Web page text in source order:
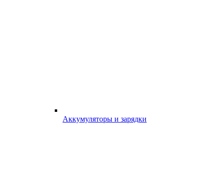
Аккумуляторы и зарядки